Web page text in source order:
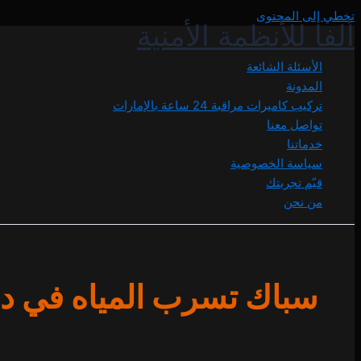
تخطي إلى المحتوى
ألفا للأنظمة الأمنية
الأسئلة الشائعة
المدونة
تركيب كاميرات مراقبة 24 ساعة بالإمارات
تواصل معنا
خدماتنا
سياسة الخصوصية
قيّم تجربتك
من نحن
سباك تسرب المياه في